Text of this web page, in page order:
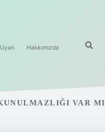
Hakkımızda
VAR MI